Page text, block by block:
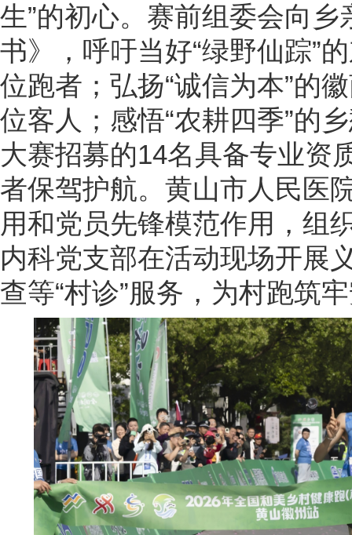
生”的初心。赛前组委会向
书》，呼吁当好“绿野仙踪”
位跑者；弘扬“诚信为本”的
位客人；感悟“农耕四季”的
大赛招募的14名具备专业资
者保驾护航。黄山市人民医
用和党员先锋模范作用，组
内科党支部在活动现场开展
查等“村诊”服务，为村跑筑